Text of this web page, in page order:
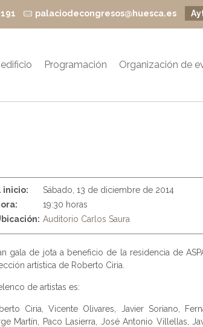
palaciodecongresos@huesca.es
edificio Programación Organización de
inicio:
Sábado, 13 de diciembre de 2014
19:30 horas
Auditorio Carlos Saura
gala de jota a beneficio de la residencia de
artística de Roberto Ciria.
de artistas es:
Ciria, Vicente Olivares, Javier Soriano,
Martín, Paco Lasierra, José Antonio Villellas,